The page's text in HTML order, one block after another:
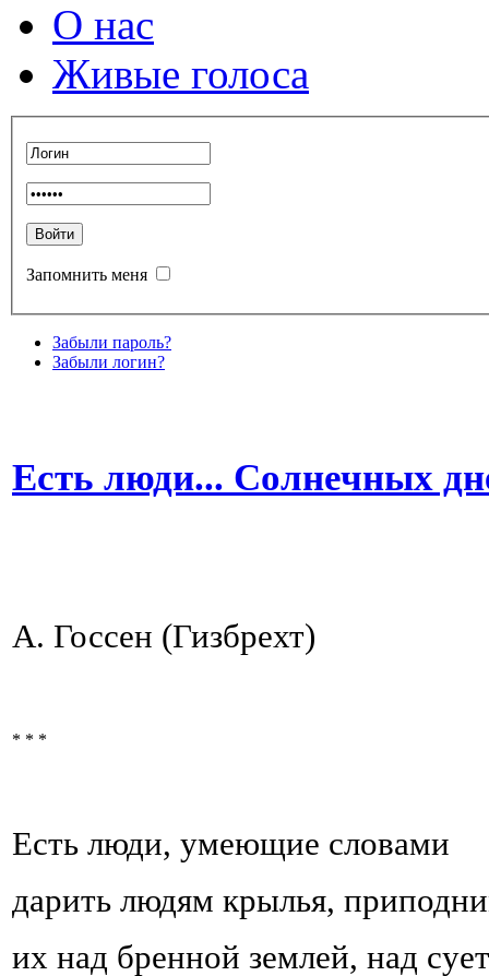
О нас
Живые голоса
Запомнить меня
Забыли пароль?
Забыли логин?
Есть люди... Солнечных
А. Госсен (Гизбрехт)
* * *
Есть люди, умеющие словами
дарить людям крылья,
их над бренной землей, над